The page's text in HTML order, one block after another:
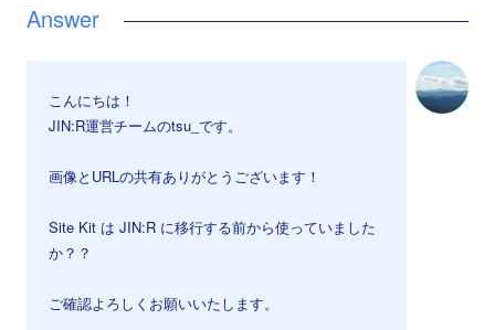
こんにちは！
JIN:R運営チームのtsu_です。
画像とURLの共有ありがとうございます！
Site Kit は JIN:R に移行する前から使っていました
か？？
ご確認よろしくお願いいたします。